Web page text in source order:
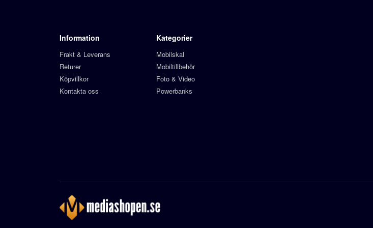
Information
Frakt & Leverans
Returer
Köpvillkor
Kontakta oss
Kategorier
Mobilskal
Mobiltillbehör
Foto & Video
Powerbanks